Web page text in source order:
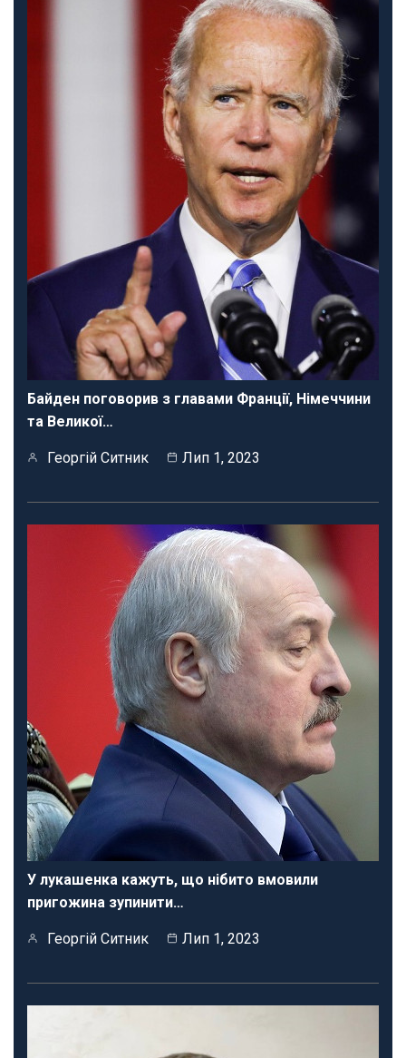
Байден поговорив з главами Франції, Німеччини
та Великої…
Георгій Ситник Лип 1, 2023
У лукашенка кажуть, що нібито вмовили
пригожина зупинити…
Георгій Ситник Лип 1, 2023